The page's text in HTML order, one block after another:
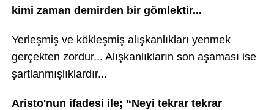
kimi zaman demirden bir gömlektir...
Yerleşmiş ve kökleşmiş alışkanlıkları yenmek
gerçekten zordur... Alışkanlıkların son aşaması ise
şartlanmışlıklardır...
Aristo'nun ifadesi ile; “Neyi tekrar tekrar